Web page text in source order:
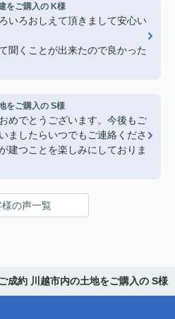
をご購入の K様
いろおしえて頂きまして安心い
聞くことが出来たので良かった
をご購入の S様
めでとうございます。今後もご
ましたらいつでもご連絡くださ
建つことを楽しみにしておりま
様の声一覧
成約 川越市内の土地をご購入の S様